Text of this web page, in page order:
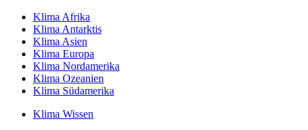
Klima Afrika
Klima Antarktis
Klima Asien
Klima Europa
Klima Nordamerika
Klima Ozeanien
Klima Südamerika
Klima Wissen